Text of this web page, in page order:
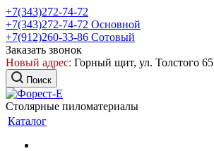
+7(343)272-74-72
+7(343)272-74-72 Основной
+7(912)260-33-86 Сотовый
Заказать звонок
Новый адрес: Горный щит, ул. Толстого 65
Поиск
Столярные пиломатериалы
Каталог